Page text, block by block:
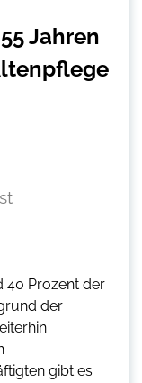
Jahren
40 Prozent der
der
gibt es